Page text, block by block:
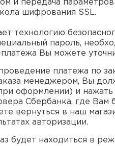
и передача
шифрования SSL.
технологию
пароль,
Вы можете
платежа по
менеджером, Вы
оформлении) и
Сбербанка, где
вернуться в наш
авторизации.
будет находиться в